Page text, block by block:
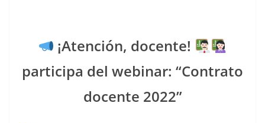
¡Atención, docente!
participa del webinar: “Contrato
docente 2022”